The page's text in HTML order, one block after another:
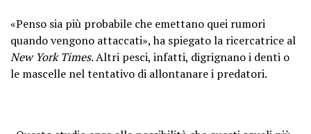
«Penso sia più probabile che emettano quei rumori
quando vengono attaccati», ha spiegato la ricercatrice al
New York Times. Altri pesci, infatti, digrignano i denti o
le mascelle nel tentativo di allontanare i predatori.